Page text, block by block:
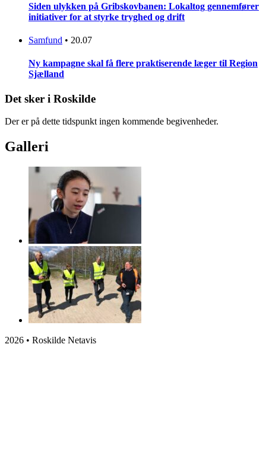
Siden ulykken på Gribskovbanen: Lokaltog gennemfører
initiativer for at styrke tryghed og drift
Samfund • 20.07
Ny kampagne skal få flere praktiserende læger til Region
Sjælland
Det sker i Roskilde
Der er på dette tidspunkt ingen kommende begivenheder.
Galleri
2026 • Roskilde Netavis